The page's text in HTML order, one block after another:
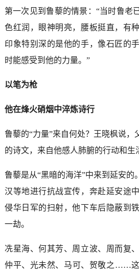
第一次见到鲁藜的情景：“当时鲁老
色红润，眼神明亮，腰板挺直，有
印象特别深的是他的手，像石匠的
时能感受到他的力量。”
以笔为枪
他在烽火硝烟中淬炼诗行
鲁藜的“力量”来自何处？王晓枫说，
的诗文，来自他感人肺腑的行动和生
鲁藜是从“黑暗的海洋”中来到延安的
汉等地进行抗战宣传，奔赴延安途
侵华日军的扫射，他下车后隐蔽到
一劫。
冼星海、何其芳、周立波、周而复
仲平、光未然、马可、贺敬之……